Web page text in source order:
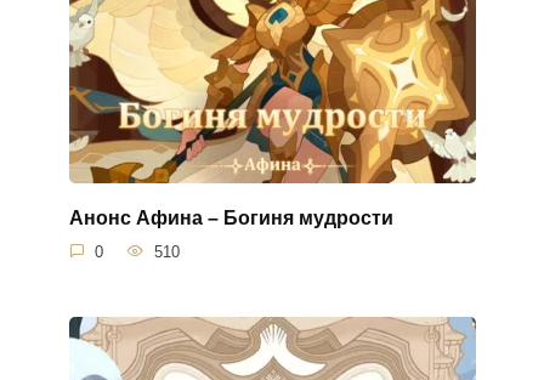
Анонс Афина – Богиня мудрости
0 510